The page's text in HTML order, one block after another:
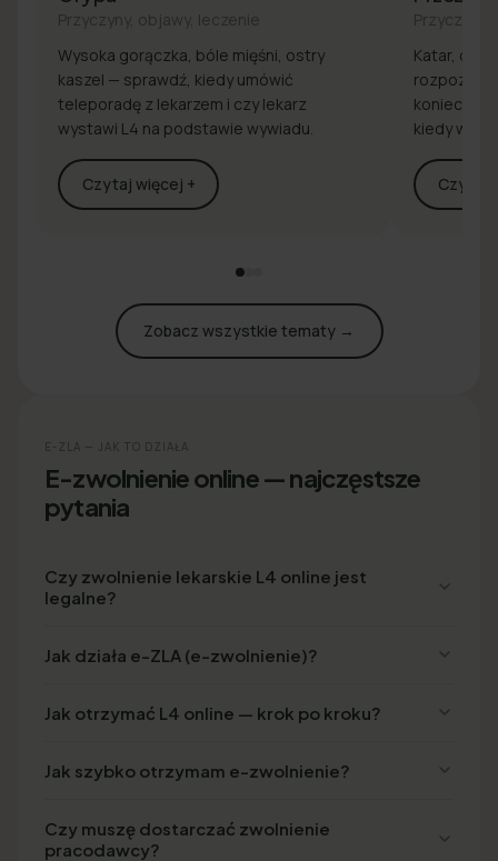
Przyczyny, objawy, leczenie
Wysoka gorączka, bóle mięśni, ostry
kaszel — sprawdź, kiedy umówić
teleporadę z lekarzem i czy lekarz
wystawi L4 na podstawie wywiadu.
Czytaj więcej +
Przyczyny,
Katar,
rozpoznaj
konieczna
kiedy
Czytaj
Zobacz wszystkie tematy →
E-ZLA — JAK TO DZIAŁA
E-zwolnienie online — najczęstsze
pytania
Czy zwolnienie lekarskie L4 online jest
legalne?
Jak działa e-ZLA (e-zwolnienie)?
Jak otrzymać L4 online — krok po kroku?
Jak szybko otrzymam e-zwolnienie?
Czy muszę dostarczać zwolnienie
pracodawcy?